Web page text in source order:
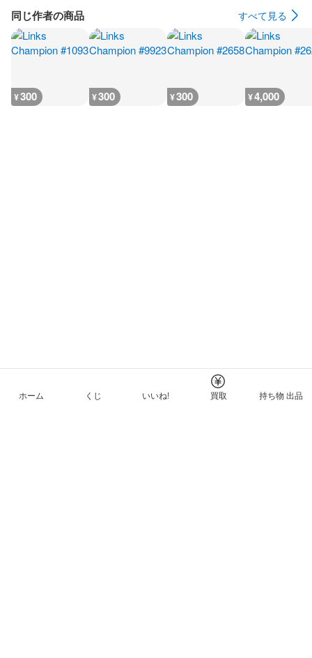
同じ作者の商品 すべて見る
¥300 ¥300 ¥300 ¥4,000
ホーム くじ いいね! 買取 持ち物 出品